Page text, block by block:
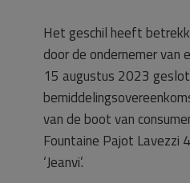
Het geschil heeft
door de ondernemer van
15 augustus 2023
van de boot van
Fountaine Pajot Lavezzi
‘Jeanvi’.